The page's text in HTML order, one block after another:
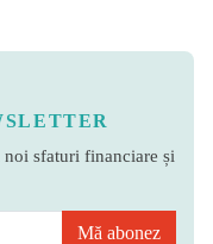
noi sfaturi financiare și
Mă abonez